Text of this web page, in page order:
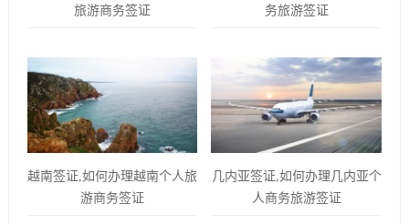
旅游商务签证
务旅游签证
越南签证,如何办理越南个人旅
游商务签证
几内亚签证,如何办理几内亚个
人商务旅游签证